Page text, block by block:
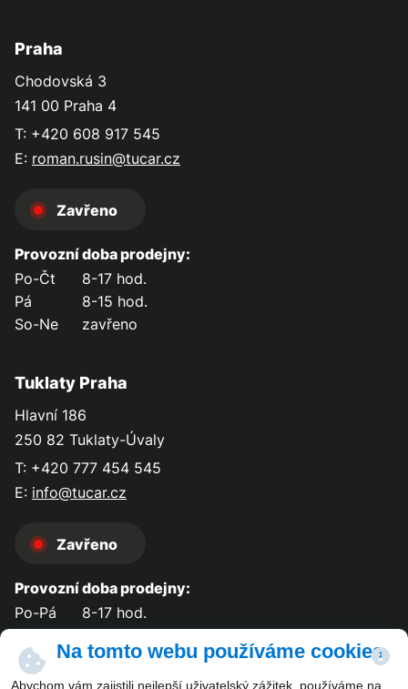
Na tomto webu používáme cookies
Abychom vám zajistili nejlepší uživatelský zážitek, používáme na
Praha
Chodovská 3
141 00 Praha 4
T: +420 608 917 545
E: roman.rusin@tucar.cz
Zavřeno
Provozní doba prodejny:
Po-Čt
8-17 hod.
Pá
8-15 hod.
So-Ne
zavřeno
Tuklaty Praha
Hlavní 186
250 82 Tuklaty-Úvaly
T: +420 777 454 545
E: info@tucar.cz
Zavřeno
Provozní doba prodejny:
Po-Pá
8-17 hod.
So-Ne
zavřeno